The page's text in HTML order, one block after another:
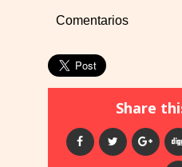
Comentarios
Share